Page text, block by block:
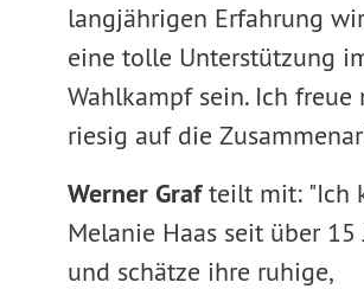
langjährigen Erfahrung
eine tolle Unterstützung
Wahlkampf sein. Ich freue
riesig auf die
Werner Grafteilt mit: "Ich
Melanie Haas seit über 15
und schätze ihre ruhige,